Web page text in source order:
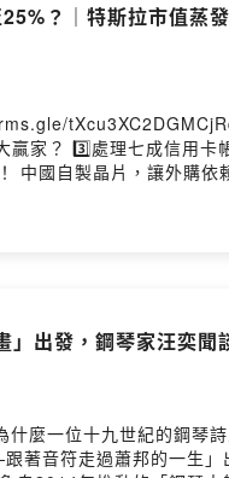
？｜特斯拉市值蒸
家？ 3️⃣處理七成信用
中國自製晶片，讓外購
讀電子報：https://
出發，鋼琴家汪奕
麼一位十九世紀的鋼琴